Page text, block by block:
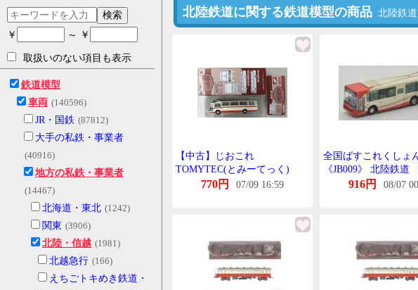
検索
￥ ～ ￥
取扱いのない項目も表示
鉄道模型
車両 (140596)
JR・国鉄 (87812)
大手の私鉄・事業者
(40916)
地方の私鉄・事業者
(14467)
北海道・東北 (1242)
関東 (3906)
北陸・信越 (1981)
北越急行 (166)
えちごトキめき鉄道・
北陸鉄道に関する鉄道模型の商品 北陸鉄
【中古】じおこれ
TOMYTEC(とみーてっく)
(167) ざ・ばすこれくしょん
荷時の塗装むら等はご容赦下
770円 07/09 16:59
全国ばすこれくしょ
《JB009》 北陸鉄道
てっく・253280】
916円 08/07